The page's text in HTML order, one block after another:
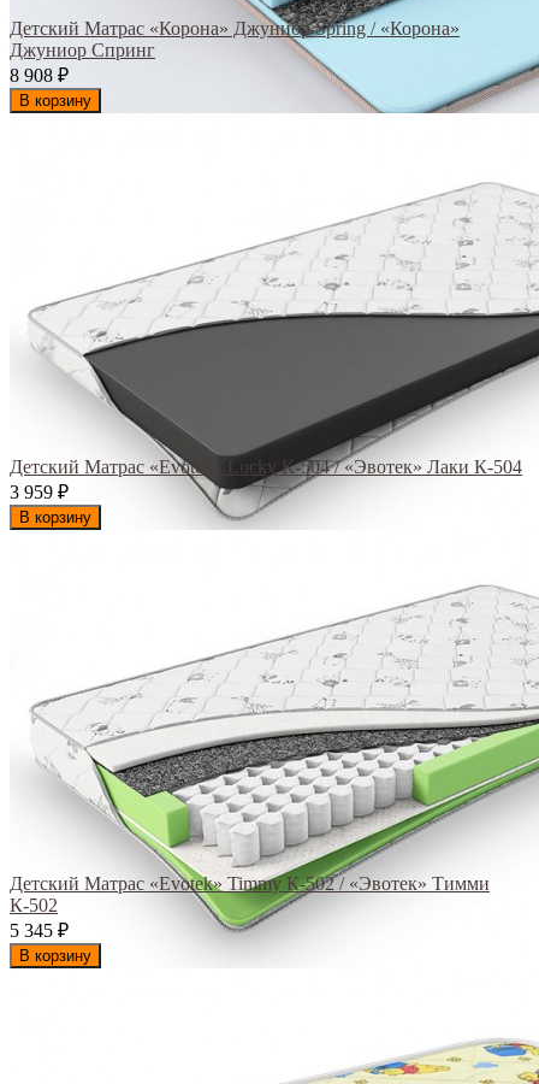
Детский Матрас «Корона» Джуниор Spring / «Корона»
Джуниор Спринг
8 908 ₽
В корзину
Детский Матрас «Evotek» Lucky К-504 / «Эвотек» Лаки К-504
3 959 ₽
В корзину
Детский Матрас «Evotek» Timmy К-502 / «Эвотек» Тимми
К-502
5 345 ₽
В корзину